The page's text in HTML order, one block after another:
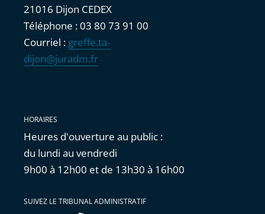
21016 Dijon CEDEX
Téléphone : 03 80 73 91 00
Courriel : greffe.ta-
dijon@juradm.fr
HORAIRES
Heures d'ouverture au public :
du lundi au vendredi
9h00 à 12h00 et de 13h30 à 16h00
SUIVEZ LE TRIBUNAL ADMINISTRATIF